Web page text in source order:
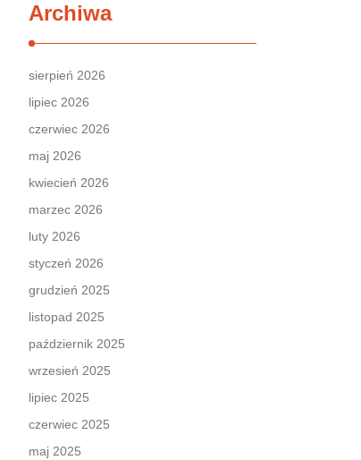
Archiwa
sierpień 2026
lipiec 2026
czerwiec 2026
maj 2026
kwiecień 2026
marzec 2026
luty 2026
styczeń 2026
grudzień 2025
listopad 2025
październik 2025
wrzesień 2025
lipiec 2025
czerwiec 2025
maj 2025